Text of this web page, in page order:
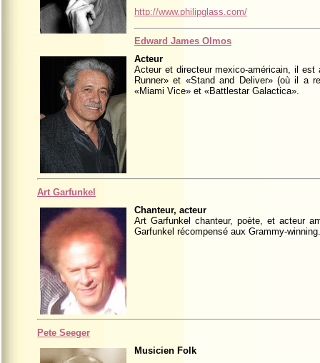
http://www.philipglass.com/
Edward James Olmos
Acteur
Acteur et directeur mexico-américain, il
Runner» et «Stand and Deliver» (où il a
«Miami Vice» et «Battlestar Galactica».
Art Garfunkel
Chanteur, acteur
Art Garfunkel chanteur, poète, et acteur
Garfunkel récompensé aux Grammy-winning.
Pete Seeger
Musicien Folk